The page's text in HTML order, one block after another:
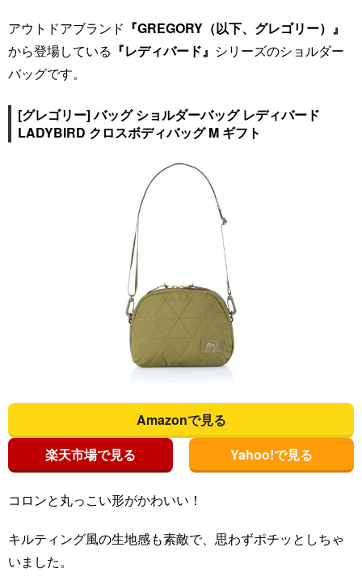
アウトドアブランド 『GREGORY（以下、グレゴリー）』
から登場している 『レディバード』 シリーズのショルダー
バッグです。
[グレゴリー] バッグ ショルダーバッグ レディバード
LADYBIRD クロスボディバッグ M ギフト
Amazonで見る
楽天市場で見る
Yahoo!で見る
コロンと丸っこい形がかわいい！
キルティング風の生地感も素敵で、思わずポチッとしちゃ
いました。